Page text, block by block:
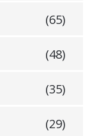
(65)
(48)
(35)
(29)